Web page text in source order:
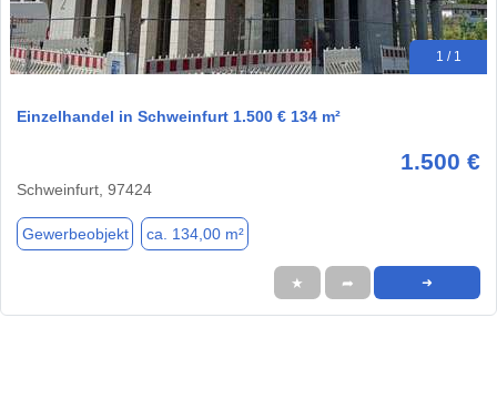
1 / 1
Einzelhandel in Schweinfurt 1.500 € 134 m²
1.500 €
Schweinfurt, 97424
Gewerbeobjekt ca. 134,00 m²
★ ➦ ➜